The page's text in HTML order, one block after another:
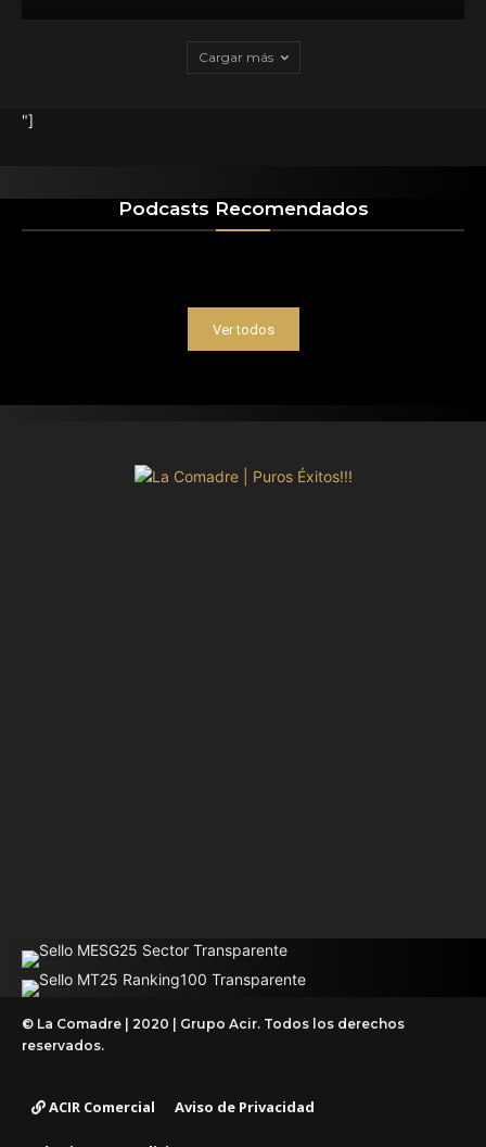
Cargar más
"]
Podcasts Recomendados
Ver todos
© La Comadre | 2020 | Grupo Acir. Todos los derechos
reservados.
ACIR Comercial Aviso de Privacidad